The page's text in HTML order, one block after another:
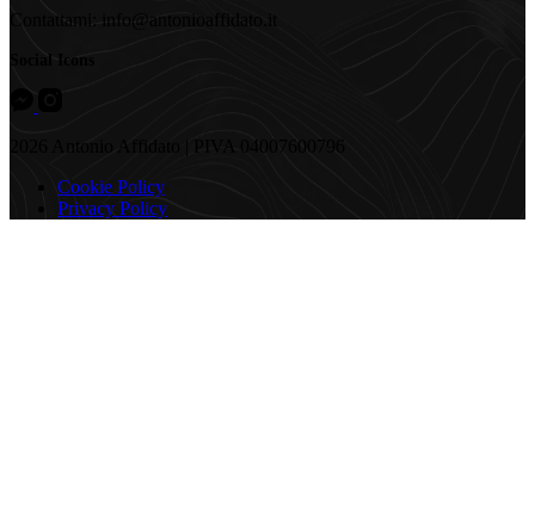
Contattami: info@antonioaffidato.it
Social Icons
2026 Antonio Affidato | PIVA 04007600796
Cookie Policy
Privacy Policy